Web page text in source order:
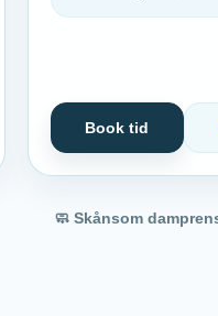
Book tid
🧼 Skånsom